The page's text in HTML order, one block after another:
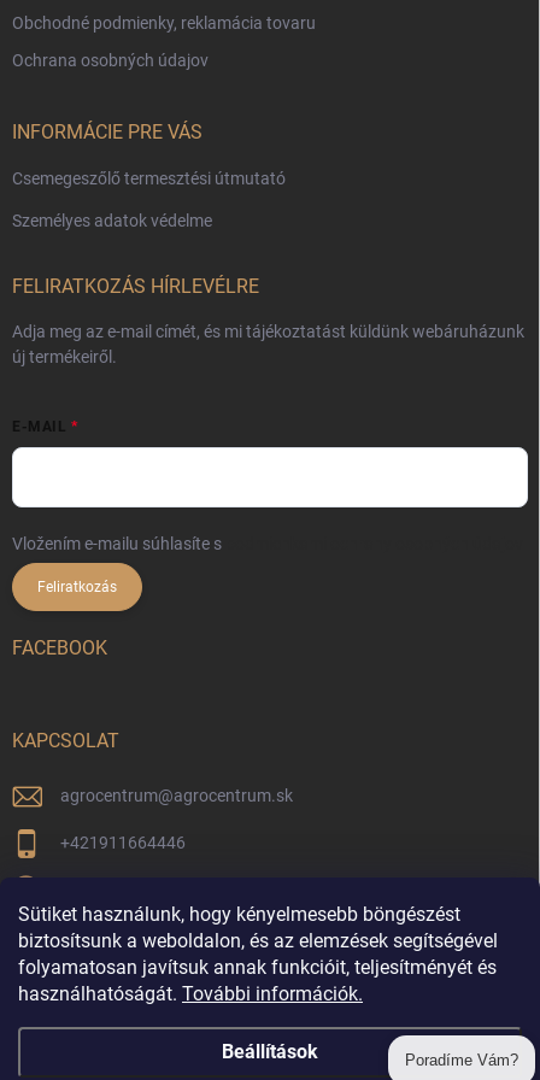
Sütiket használunk, hogy kényelmesebb böngészést
biztosítsunk a weboldalon, és az elemzések segítségével
folyamatosan javítsuk annak funkcióit, teljesítményét és
használhatóságát. További információk.
Beállítások
Obchodné podmienky, reklamácia tovaru
Ochrana osobných údajov
INFORMÁCIE PRE VÁS
Csemegeszőlő termesztési útmutató
Személyes adatok védelme
FELIRATKOZÁS HÍRLEVÉLRE
Adja meg az e-mail címét, és mi tájékoztatást küldünk webáruházunk
új termékeiről.
E-MAIL
Vložením e-mailu súhlasíte s
Feliratkozás
FACEBOOK
KAPCSOLAT
agrocentrum@agrocentrum.sk
+421911664446
agrocentrum_topolniky/
Vrátenie tovaru
Poradíme Vám?